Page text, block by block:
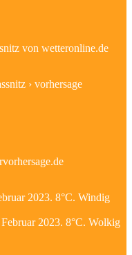
von wetteronline.de
› vorhersage
2023. 8°C. Windig
2023. 8°C. Wolkig